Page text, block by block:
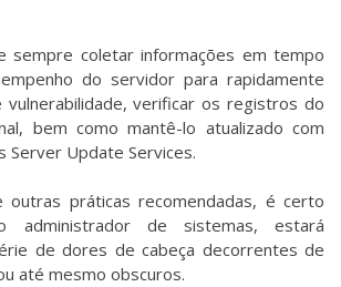
sempre coletar informações em tempo
do servidor para rapidamente
verificar os registros do
bem como mantê-lo atualizado com
Server Update Services.
outras práticas recomendadas, é certo
administrador de sistemas, estará
de dores de cabeça decorrentes de
até mesmo obscuros.